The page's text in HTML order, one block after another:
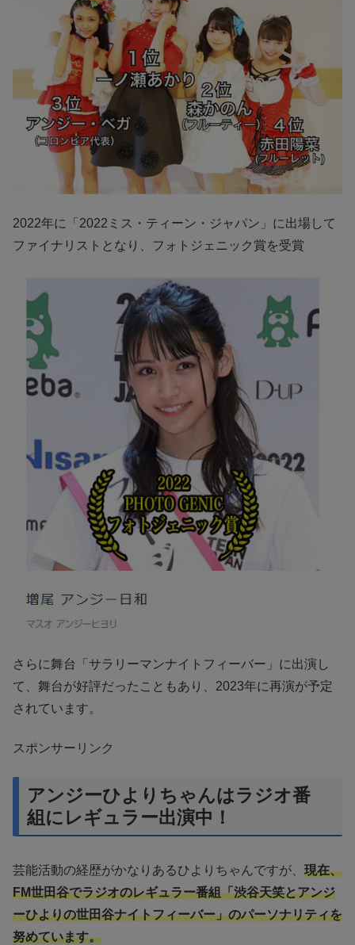
2022年に「2022ミス・ティーン・ジャパン」に出場して
ファイナリストとなり、フォトジェニック賞を受賞
さらに舞台「サラリーマンナイトフィーバー」に出演し
て、舞台が好評だったこともあり、2023年に再演が予定
されています。
スポンサーリンク
アンジーひよりちゃんはラジオ番
組にレギュラー出演中！
芸能活動の経歴がかなりあるひよりちゃんですが、 現在、
FM世田谷でラジオのレギュラー番組「渋谷天笑とアンジ
ーひよりの世田谷ナイトフィーバー」のパーソナリティを
努めています。